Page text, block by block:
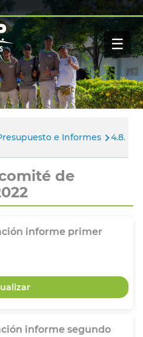
☰
e Informes 4.8.1.
de
informe primer
informe segundo